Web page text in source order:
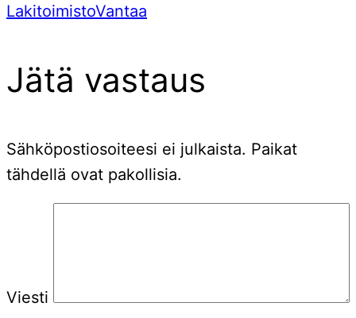
LakitoimistoVantaa
Jätä vastaus
Sähköpostiosoiteesi ei julkaista. Paikat
tähdellä ovat pakollisia.
Viesti